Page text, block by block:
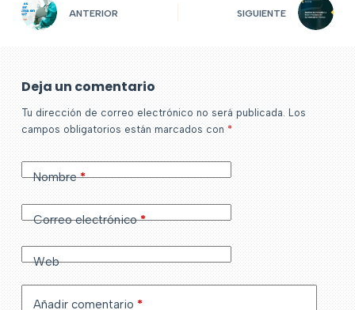
ANTERIOR SIGUIENTE
Deja un comentario
Tu dirección de correo electrónico no será publicada. Los
campos obligatorios están marcados con*
Nombre*
Correo electrónico*
Web
Añadir comentario *